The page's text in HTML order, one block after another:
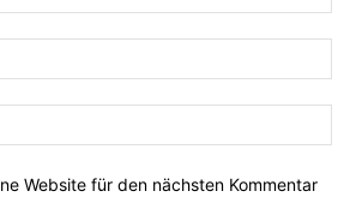
Website für den nächsten Kommentar